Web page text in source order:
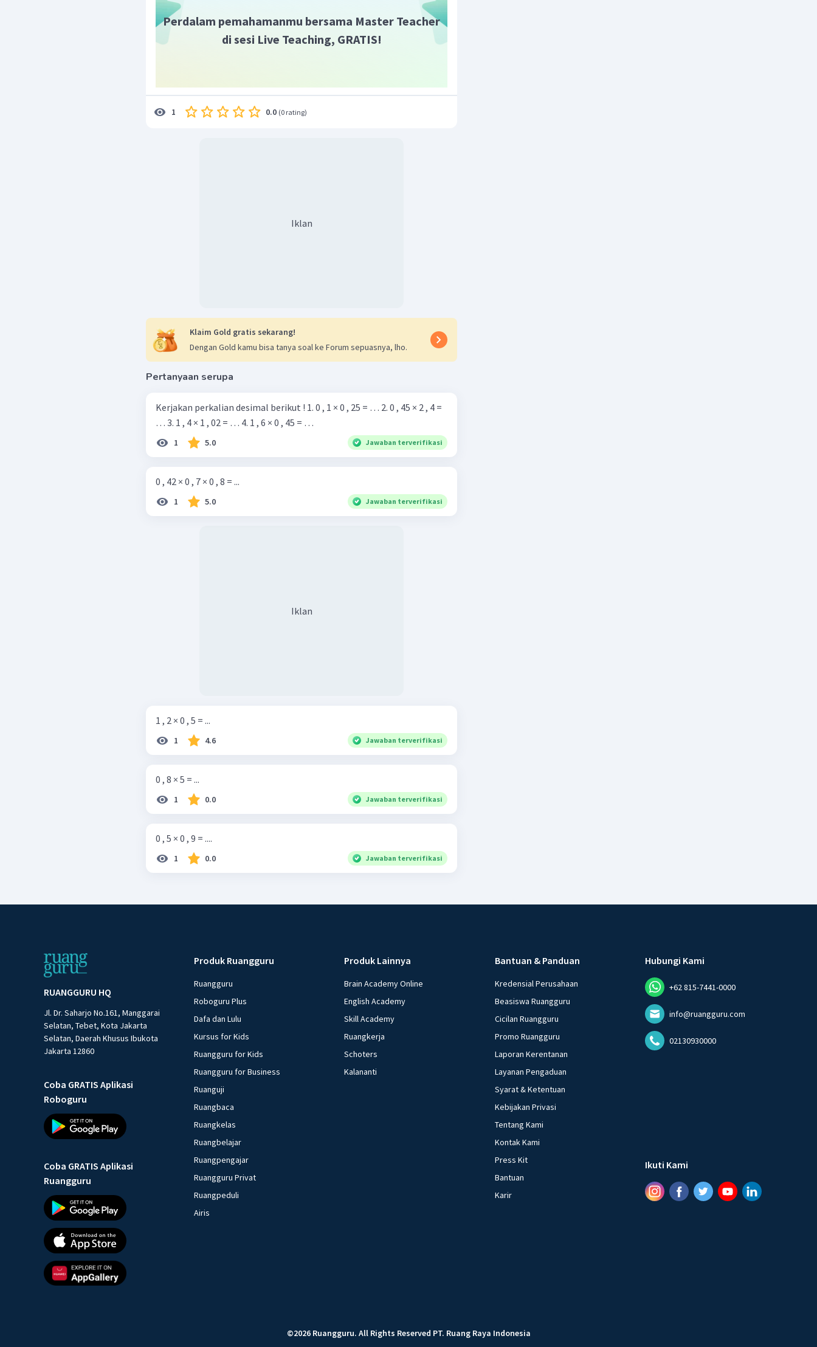
Perdalam pemahamanmu bersama Master Teacher
di sesi Live Teaching, GRATIS!
1 0.0 (0 rating)
Iklan
Klaim Gold gratis sekarang!
Dengan Gold kamu bisa tanya soal ke Forum sepuasnya, lho.
Pertanyaan serupa
Kerjakan perkalian desimal berikut ! 1. 0 , 1 × 0 , 25 = … 2. 0 , 45 × 2 , 4 =
… 3. 1 , 4 × 1 , 02 = … 4. 1 , 6 × 0 , 45 = …
1 5.0 Jawaban terverifikasi
0 , 42 × 0 , 7 × 0 , 8 = ...
1 5.0 Jawaban terverifikasi
Iklan
1 , 2 × 0 , 5 = ...
1 4.6 Jawaban terverifikasi
0 , 8 × 5 = ...
1 0.0 Jawaban terverifikasi
0 , 5 × 0 , 9 = ....
1 0.0 Jawaban terverifikasi
RUANGGURU HQ
Jl. Dr. Saharjo No.161, Manggarai
Selatan, Tebet, Kota Jakarta
Selatan, Daerah Khusus Ibukota
Jakarta 12860
Coba GRATIS Aplikasi
Roboguru
Coba GRATIS Aplikasi
Ruangguru
Produk Ruangguru
Ruangguru
Roboguru Plus
Dafa dan Lulu
Kursus for Kids
Ruangguru for Kids
Ruangguru for Business
Ruanguji
Ruangbaca
Ruangkelas
Ruangbelajar
Ruangpengajar
Ruangguru Privat
Ruangpeduli
Airis
Produk Lainnya
Brain Academy Online
English Academy
Skill Academy
Ruangkerja
Schoters
Kalananti
Bantuan & Panduan
Kredensial Perusahaan
Beasiswa Ruangguru
Cicilan Ruangguru
Promo Ruangguru
Laporan Kerentanan
Layanan Pengaduan
Syarat & Ketentuan
Kebijakan Privasi
Tentang Kami
Kontak Kami
Press Kit
Bantuan
Karir
Hubungi Kami
+62 815-7441-0000
info@ruangguru.com
02130930000
Ikuti Kami
©2026 Ruangguru. All Rights Reserved PT. Ruang Raya Indonesia